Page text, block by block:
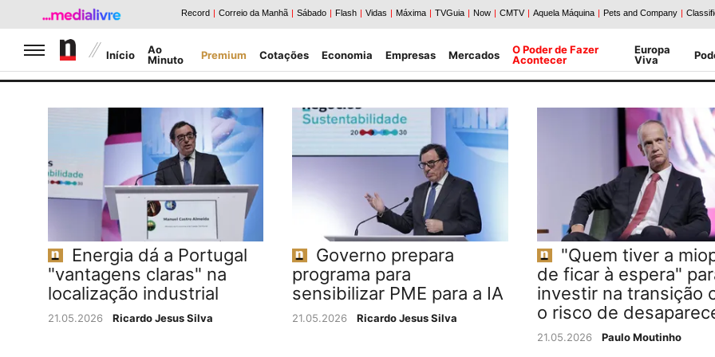
Jornal de Negócios
Início
Ao
Minuto
Premium Cotações Economia Empresas Mercados
O Poder de Fazer
Acontecer
Europa
Viva
Energia dá a Portugal
"vantagens claras" na
localização industrial
21.05.2026 Ricardo Jesus Silva
Governo prepara
programa para
sensibilizar PME para a IA
21.05.2026 Ricardo Jesus Silva
"Quem tiver a
de ficar à espera"
investir na transição
o risco de
21.05.2026 Paulo Moutinho